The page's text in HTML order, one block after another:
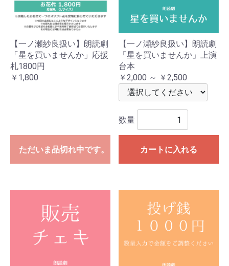
【一ノ瀬紗良扱い】朗読劇
「星を買いませんか」応援
札1800円
￥1,800
ただいま品切れ中です。
【一ノ瀬紗良扱い】朗読劇
「星を買いませんか」上演
台本
￥2,000 ～ ￥2,500
数量
カートに入れる